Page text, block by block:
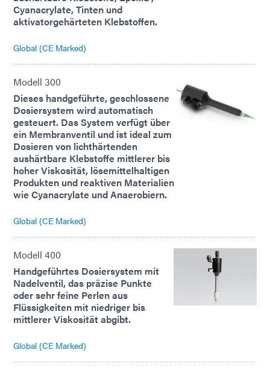
Cyanacrylate, Tinten und
aktivatorgehärteten Klebstoffen.
Global (CE Marked)
Modell 300
Dieses handgeführte, geschlossene
Dosiersystem wird automatisch
gesteuert. Das System verfügt über
ein Membranventil und ist ideal zum
Dosieren von lichthärtenden
aushärtbare Klebstoffe mittlerer bis
hoher Viskosität, lösemittelhaltigen
Produkten und reaktiven Materialien
wie Cyanacrylate und Anaerobiern.
Global (CE Marked)
Modell 400
Handgeführtes Dosiersystem mit
Nadelventil, das präzise Punkte
oder sehr feine Perlen aus
Flüssigkeiten mit niedriger bis
mittlerer Viskosität abgibt.
Global (CE Marked)